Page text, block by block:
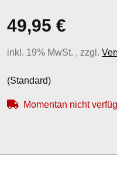
49,95 €
inkl. 19% MwSt. , zzgl.
(Standard)
Momentan nicht